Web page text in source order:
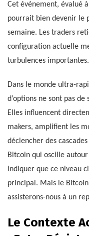
Cet événement, évalué
pourrait bien devenir le
semaine. Les traders
configuration actuelle
turbulences importantes.
Dans le monde ultra-
d’options ne sont pas
Elles influencent
makers, amplifient les
déclencher des
Bitcoin qui oscille
indiquer que ce niveau
principal. Mais le
assisterons-nous à un
Le Contexte